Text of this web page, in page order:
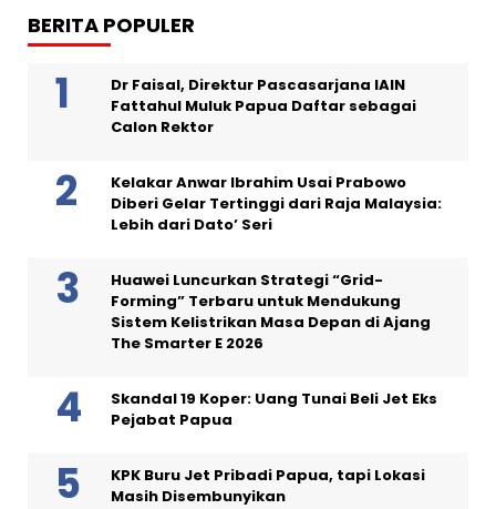
BERITA POPULER
Dr Faisal, Direktur Pascasarjana IAIN
Fattahul Muluk Papua Daftar sebagai
Calon Rektor
Kelakar Anwar Ibrahim Usai Prabowo
Diberi Gelar Tertinggi dari Raja Malaysia:
Lebih dari Dato’ Seri
Huawei Luncurkan Strategi “Grid-
Forming” Terbaru untuk Mendukung
Sistem Kelistrikan Masa Depan di Ajang
The Smarter E 2026
Skandal 19 Koper: Uang Tunai Beli Jet Eks
Pejabat Papua
KPK Buru Jet Pribadi Papua, tapi Lokasi
Masih Disembunyikan